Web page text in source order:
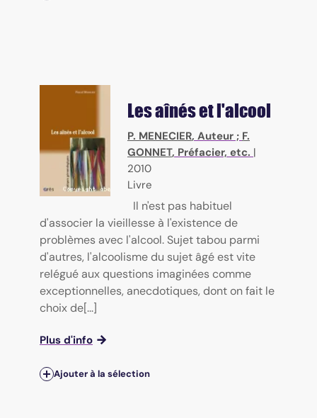
Les aînés et l'alcool
P. MENECIER, Auteur ; F.
GONNET, Préfacier, etc. |
2010
Livre
Il n'est pas habituel
d'associer la vieillesse à l'existence de
problèmes avec l'alcool. Sujet tabou parmi
d'autres, l'alcoolisme du sujet âgé est vite
relégué aux questions imaginées comme
exceptionnelles, anecdotiques, dont on fait le
choix de[...]
Plus d'info
Ajouter à la sélection